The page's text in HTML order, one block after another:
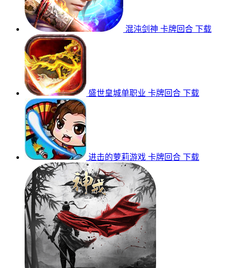
混沌剑神 卡牌回合 下载
盛世皇城单职业 卡牌回合 下载
进击的萝莉游戏 卡牌回合 下载